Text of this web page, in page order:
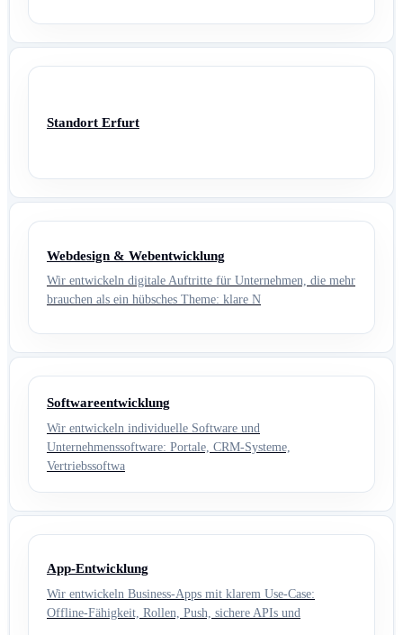
Standort Erfurt
Webdesign & Webentwicklung
Wir entwickeln digitale Auftritte für Unternehmen, die mehr
brauchen als ein hübsches Theme: klare N
Softwareentwicklung
Wir entwickeln individuelle Software und
Unternehmenssoftware: Portale, CRM-Systeme,
Vertriebssoftwa
App-Entwicklung
Wir entwickeln Business-Apps mit klarem Use-Case:
Offline-Fähigkeit, Rollen, Push, sichere APIs und